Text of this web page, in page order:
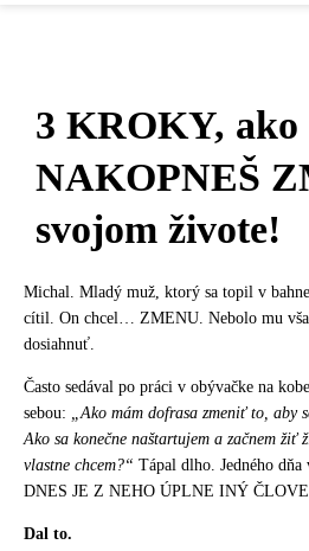
3 KROKY, ako
NAKOPNEŠ
svojom živote!
Michal. Mladý muž, ktorý sa topil v
cítil. On chcel… ZMENU. Nebolo mu
dosiahnuť.
Často sedával po práci v obývačke na
sebou:
„Ako mám dofrasa zmeniť to, aby
Ako sa konečne naštartujem a začnem žiť
vlastne chcem?“ Tápal dlho. Jedného
DNES JE Z NEHO ÚPLNE INÝ
Dal to.